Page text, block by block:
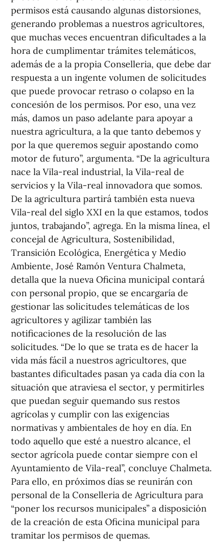
permisos está causando algunas distorsiones,
generando problemas a nuestros agricultores,
que muchas veces encuentran dificultades a la
hora de cumplimentar trámites telemáticos,
además de a la propia Conselleria, que debe dar
respuesta a un ingente volumen de solicitudes
que puede provocar retraso o colapso en la
concesión de los permisos. Por eso, una vez
más, damos un paso adelante para apoyar a
nuestra agricultura, a la que tanto debemos y
por la que queremos seguir apostando como
motor de futuro”, argumenta. “De la agricultura
nace la Vila-real industrial, la Vila-real de
servicios y la Vila-real innovadora que somos.
De la agricultura partirá también esta nueva
Vila-real del siglo XXI en la que estamos, todos
juntos, trabajando”, agrega. En la misma línea, el
concejal de Agricultura, Sostenibilidad,
Transición Ecológica, Energética y Medio
Ambiente, José Ramón Ventura Chalmeta,
detalla que la nueva Oficina municipal contará
con personal propio, que se encargaría de
gestionar las solicitudes telemáticas de los
agricultores y agilizar también las
notificaciones de la resolución de las
solicitudes. “De lo que se trata es de hacer la
vida más fácil a nuestros agricultores, que
bastantes dificultades pasan ya cada día con la
situación que atraviesa el sector, y permitirles
que puedan seguir quemando sus restos
agrícolas y cumplir con las exigencias
normativas y ambientales de hoy en día. En
todo aquello que esté a nuestro alcance, el
sector agrícola puede contar siempre con el
Ayuntamiento de Vila-real”, concluye Chalmeta.
Para ello, en próximos días se reunirán con
personal de la Conselleria de Agricultura para
“poner los recursos municipales” a disposición
de la creación de esta Oficina municipal para
tramitar los permisos de quemas.